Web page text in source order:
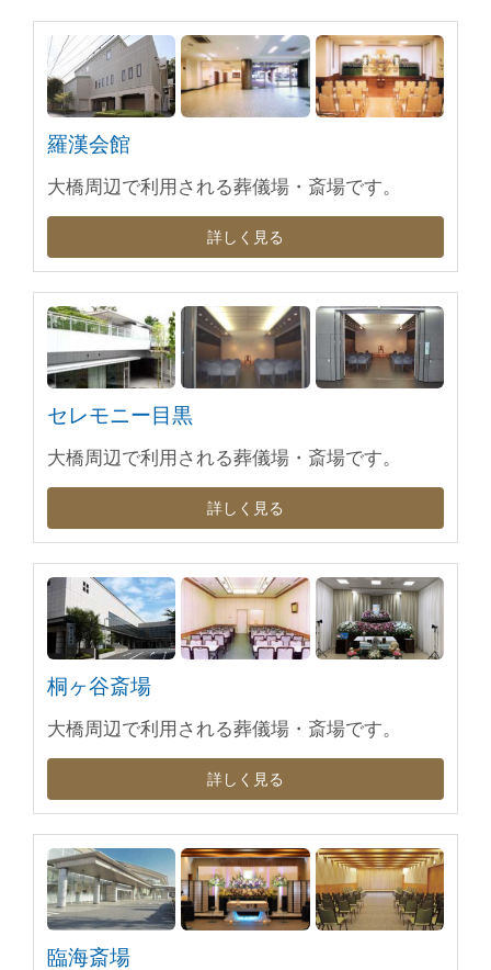
羅漢会館
大橋周辺で利用される葬儀場・斎場です。
詳しく見る
セレモニー目黒
大橋周辺で利用される葬儀場・斎場です。
詳しく見る
桐ヶ谷斎場
大橋周辺で利用される葬儀場・斎場です。
詳しく見る
臨海斎場